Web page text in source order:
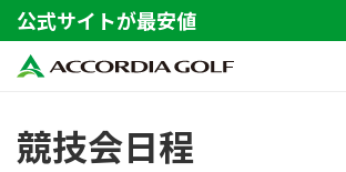
公式サイトが最安値
競技会日程